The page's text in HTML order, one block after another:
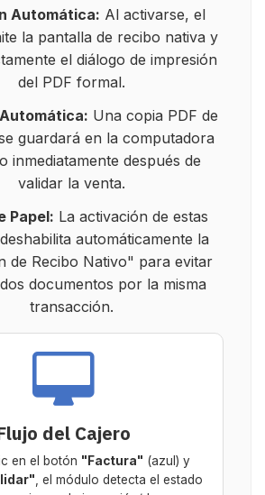
Automática: Al activarse, el
la pantalla de recibo nativa y
el diálogo de impresión
del PDF formal.
Una copia PDF de
guardará en la computadora
inmediatamente después de
validar la venta.
Papel: La activación de estas
automáticamente la
de Recibo Nativo" para evitar
documentos por la misma
transacción.
del Cajero
en el botón "Factura" (azul) y
, el módulo detecta el estado